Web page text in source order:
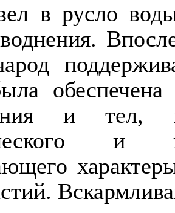
в русло
обеспечена
и
и